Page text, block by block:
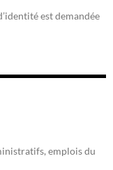
est demandée
emplois du